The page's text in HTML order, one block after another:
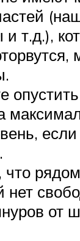
и т.д.),
что рядом
нет
от